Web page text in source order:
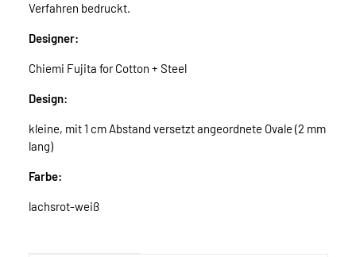
Verfahren bedruckt.
Designer:
Chiemi Fujita for Cotton + Steel
Design:
kleine, mit 1 cm Abstand versetzt angeordnete Ovale (2 mm
lang)
Farbe:
lachsrot-weiß